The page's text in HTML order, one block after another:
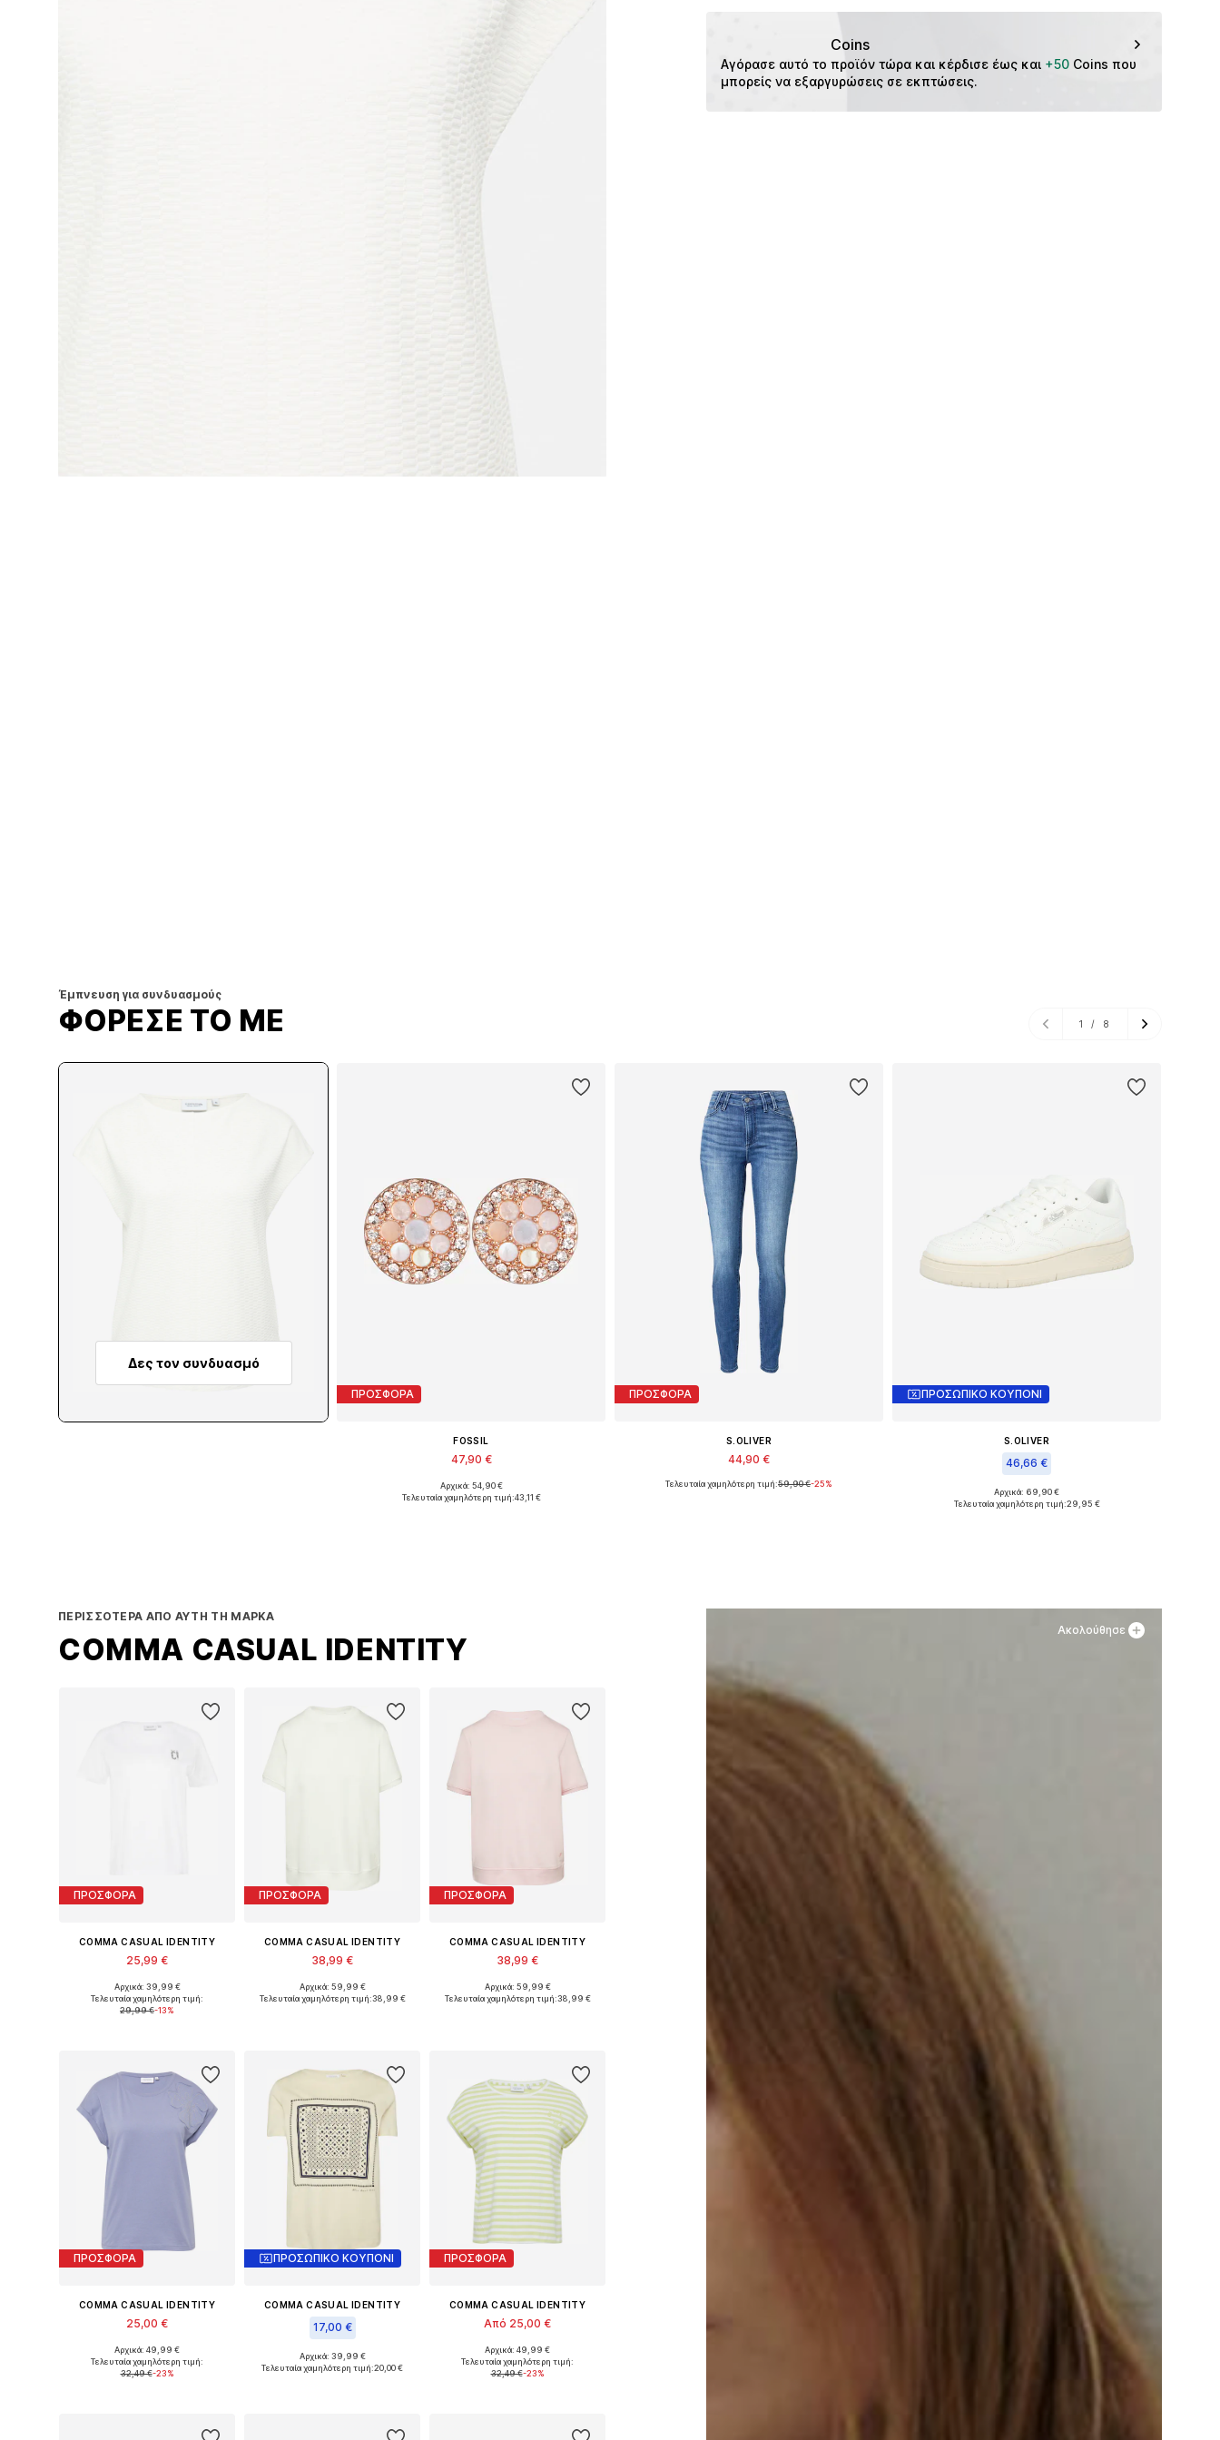
https://www.soliver.de/
Coins
Αγόρασε αυτό το προϊόν τώρα και κέρδισε έως και +50 Coins που
μπορείς να εξαργυρώσεις σε εκπτώσεις.
Έμπνευση για συνδυασμούς
ΦΟΡΕΣΕ ΤΟ ΜΕ 1 / 8
Δες τον συνδυασμό
ΠΡΟΣΦΟΡΑ
FOSSIL
47,90 €
Διαθέσιμα μεγέθη: One Size
Αρχικά: 54,90 €
Τελευταία χαμηλότερη τιμή:43,11 €
ΠΡΟΣΦΟΡΑ
S.OLIVER
44,90 €
Διαθέσιμα μεγέθη: 34 x 31
Τελευταία χαμηλότερη τιμή:59,90 €-25%
ΠΡΟΣΩΠΙΚΟ ΚΟΥΠΟΝΙ
S.OLIVER
46,66 €
Διαθέσιμα μεγέθη: 37, 40, 42
Αρχικά: 69,90 €
Τελευταία χαμηλότερη τιμή:29,95 €
Ακολούθησε
ΠΕΡΙΣΣΌΤΕΡΑ ΑΠΌ ΑΥΤΉ ΤΗ ΜΆΡΚΑ
COMMA CASUAL IDENTITY
ΠΡΟΣΦΟΡΑ
COMMA CASUAL IDENTITY
25,99 €
Διαθέσιμο σε πολλά μεγέθη
Προσθήκη στο καλάθι
Αρχικά: 39,99 €
Τελευταία χαμηλότερη τιμή:
29,99 €-13%
ΠΡΟΣΦΟΡΑ
COMMA CASUAL IDENTITY
38,99 €
Αρχικά: 59,99 €
Τελευταία χαμηλότερη τιμή:38,99 €
ΠΡΟΣΦΟΡΑ
COMMA CASUAL IDENTITY
38,99 €
Αρχικά: 59,99 €
Τελευταία χαμηλότερη τιμή:38,99 €
ΠΡΟΣΦΟΡΑ
COMMA CASUAL IDENTITY
25,00 €
Διαθέσιμο σε πολλά μεγέθη
Προσθήκη στο καλάθι
Αρχικά: 49,99 €
Τελευταία χαμηλότερη τιμή:
32,49 €-23%
ΠΡΟΣΩΠΙΚΟ ΚΟΥΠΟΝΙ
COMMA CASUAL IDENTITY
17,00 €
Αρχικά: 39,99 €
Τελευταία χαμηλότερη τιμή:20,00 €
ΠΡΟΣΦΟΡΑ
COMMA CASUAL IDENTITY
Από 25,00 €
Προσθήκη στο καλάθι
Αρχικά: 49,99 €
Τελευταία χαμηλότερη τιμή:
32,49 €-23%